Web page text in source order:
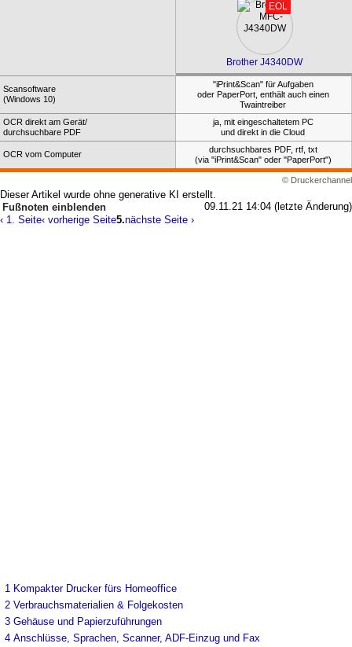
EOL
Brother J4340DW
Scansoftware
(Windows 10)
"iPrint&Scan" für Aufgaben
oder PaperPort, enthält auch einen
Twaintreiber
OCR direkt am Gerät/
durchsuchbare PDF
ja, mit eingeschaltetem PC
und direkt in die Cloud
OCR vom Computer
durchsuchbares PDF, rtf, txt
(via "iPrint&Scan" oder "PaperPort")
© Druckerchannel
Dieser Artikel wurde ohne generative KI erstellt.
09.11.21 14:04 (letzte Änderung)
Fußnoten
‹ 1. Seite‹ vorherige Seite5.nächste Seite ›
1 Kompakter Drucker fürs Homeoffice
2 Verbrauchsmaterialien & Folgekosten
3 Gehäuse und Papierzuführungen
4 Anschlüsse, Sprachen, Scanner, ADF-Einzug und Fax